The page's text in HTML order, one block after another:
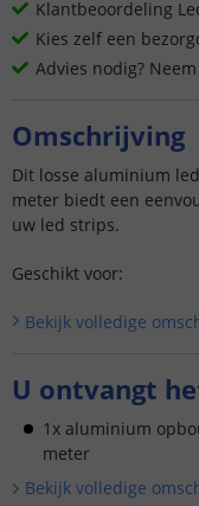
Klantbeoordeling
Kies zelf een
Advies nodig? Neem
Omschrijving
Dit losse aluminium
meter biedt een
uw led strips.
Geschikt voor:
Bekijk volledige
U ontvangt
1x aluminium
meter
Bekijk volledige